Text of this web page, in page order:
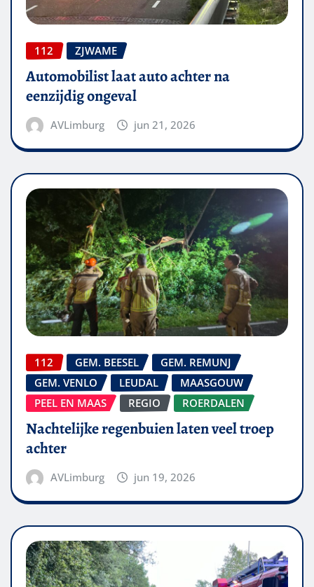
112 ZJWAME
Automobilist laat auto achter na
eenzijdig ongeval
AVLimburg jun 21, 2026
112 GEM. BEESEL
GEM. REMUNJ
GEM. VENLO
LEUDAL
MAASGOUW
PEEL EN MAAS
REGIO ROERDALEN
Nachtelijke regenbuien laten veel troep
achter
AVLimburg jun 19, 2026